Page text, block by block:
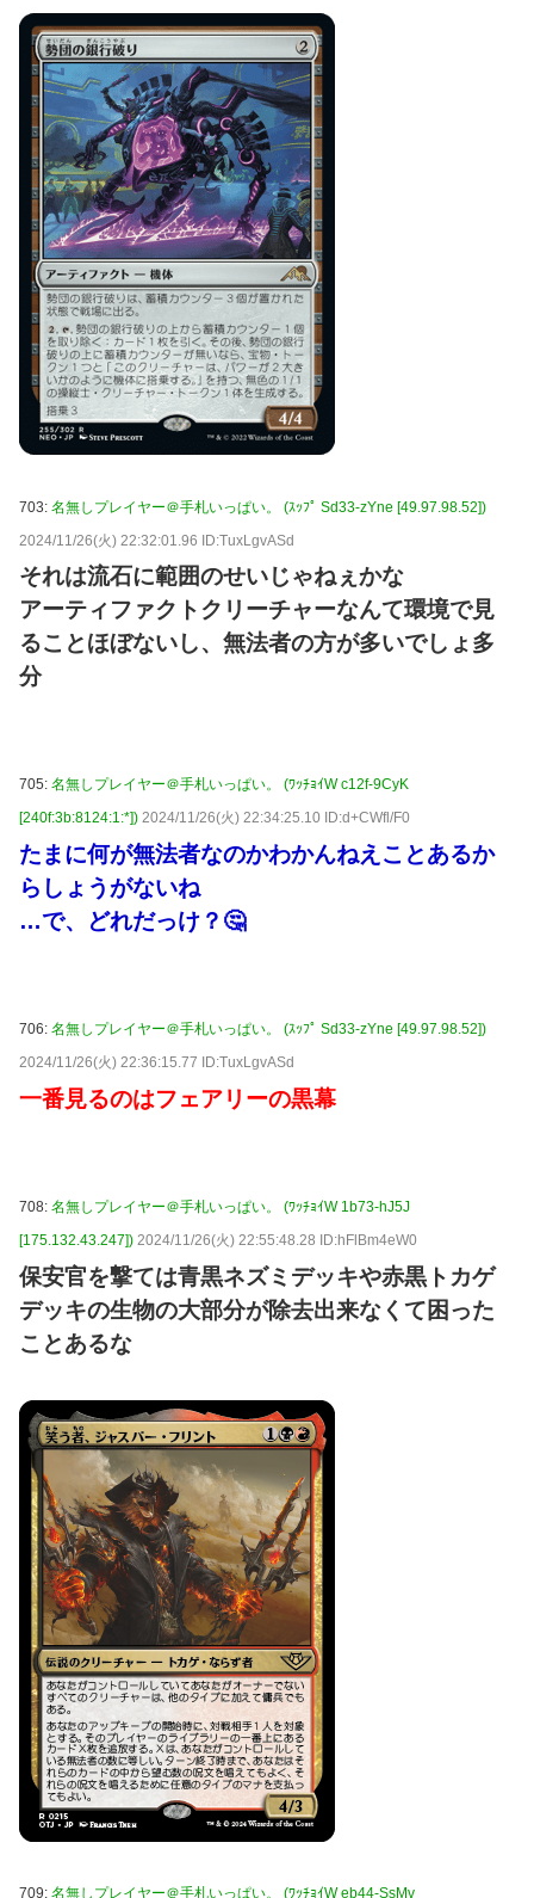
703: 名無しプレイヤー＠手札いっぱい。 (ｽｯﾌﾟ Sd33-zYne [49.97.98.52])
2024/11/26(火) 22:32:01.96 ID:TuxLgvASd
それは流石に範囲のせいじゃねぇかな
アーティファクトクリーチャーなんて環境で見
ることほぼないし、無法者の方が多いでしょ多
分
705: 名無しプレイヤー＠手札いっぱい。 (ﾜｯﾁｮｲW c12f-9CyK
[240f:3b:8124:1:*]) 2024/11/26(火) 22:34:25.10 ID:d+CWfl/F0
たまに何が無法者なのかわかんねえことあるか
らしょうがないね
…で、どれだっけ？🤔
706: 名無しプレイヤー＠手札いっぱい。 (ｽｯﾌﾟ Sd33-zYne [49.97.98.52])
2024/11/26(火) 22:36:15.77 ID:TuxLgvASd
一番見るのはフェアリーの黒幕
708: 名無しプレイヤー＠手札いっぱい。 (ﾜｯﾁｮｲW 1b73-hJ5J
[175.132.43.247]) 2024/11/26(火) 22:55:48.28 ID:hFlBm4eW0
保安官を撃ては青黒ネズミデッキや赤黒トカゲ
デッキの生物の大部分が除去出来なくて困った
ことあるな
709: 名無しプレイヤー＠手札いっぱい。 (ﾜｯﾁｮｲW eb44-SsMv